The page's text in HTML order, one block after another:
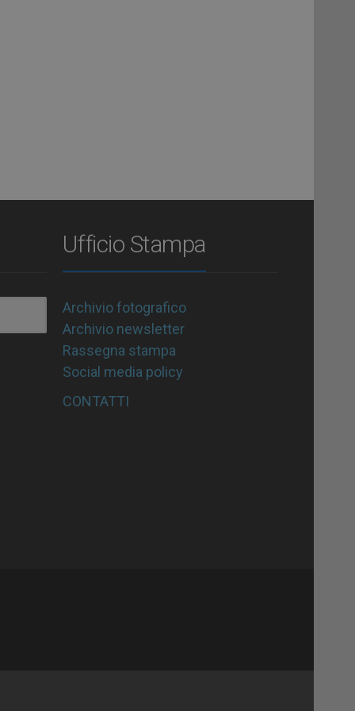
Ufficio Stampa
Archivio fotografico
Archivio newsletter
Rassegna stampa
Social media policy
CONTATTI